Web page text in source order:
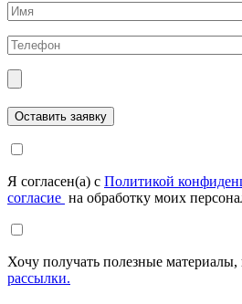
Я согласен(а) с Политикой
согласие на обработку моих
Хочу получать полезные материалы,
рассылки.